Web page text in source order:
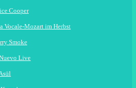
Cooper
Vocale-Mozart im Herbst
Smoke
Live